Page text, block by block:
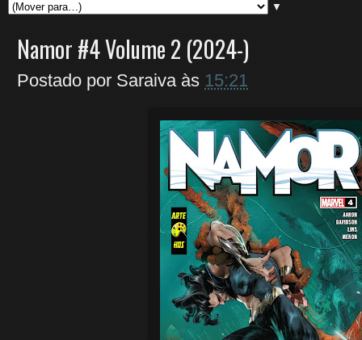
▼
Namor #4 Volume 2 (2024-)
Postado por Saraiva às 15:21